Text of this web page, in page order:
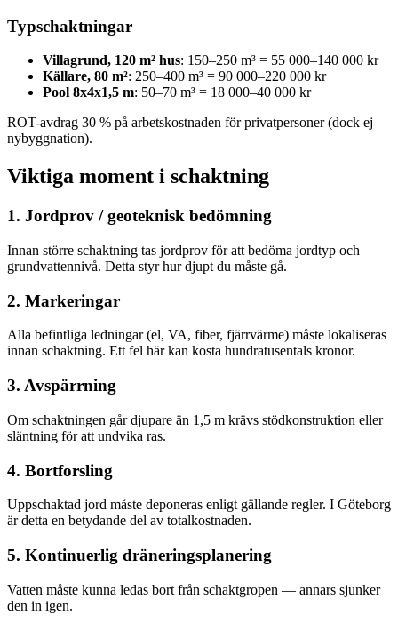
Typschaktningar
Villagrund, 120 m² hus: 150–250 m³ = 55 000–140 000 kr
Källare, 80 m²: 250–400 m³ = 90 000–220 000 kr
Pool 8x4x1,5 m: 50–70 m³ = 18 000–40 000 kr
ROT-avdrag 30 % på arbetskostnaden för privatpersoner (dock ej
nybyggnation).
Viktiga moment i schaktning
1. Jordprov / geoteknisk bedömning
Innan större schaktning tas jordprov för att bedöma jordtyp och
grundvattennivå. Detta styr hur djupt du måste gå.
2. Markeringar
Alla befintliga ledningar (el, VA, fiber, fjärrvärme) måste lokaliseras
innan schaktning. Ett fel här kan kosta hundratusentals kronor.
3. Avspärrning
Om schaktningen går djupare än 1,5 m krävs stödkonstruktion eller
släntning för att undvika ras.
4. Bortforsling
Uppschaktad jord måste deponeras enligt gällande regler. I Göteborg
är detta en betydande del av totalkostnaden.
5. Kontinuerlig dräneringsplanering
Vatten måste kunna ledas bort från schaktgropen — annars sjunker
den in igen.